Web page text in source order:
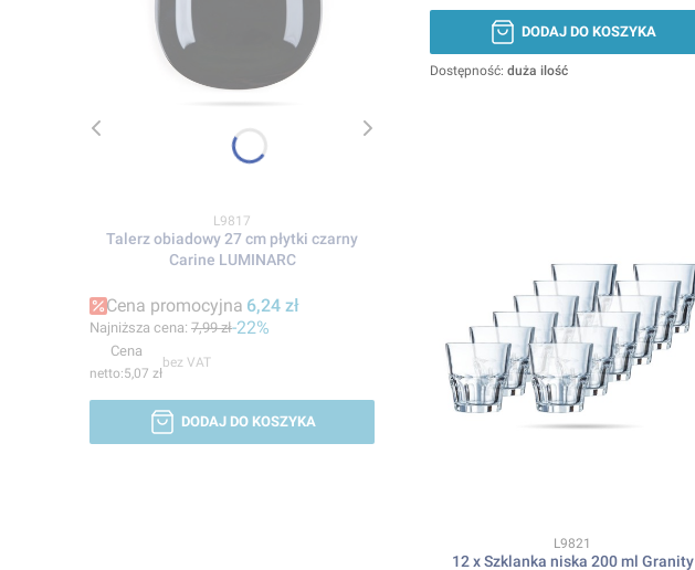
Kod produktu
L9817
Talerz obiadowy 27 cm płytki czarny
Carine LUMINARC
Cena promocyjna 6,24 zł
Najniższa cena: 7,99 zł-22%
Cena
5,07 zł
bez VAT
DODAJ DO KOSZYKA
DODAJ DO KOSZYKA
Dostępność: duża ilość
Kod produktu
L9821
12 x Szklanka niska 200 ml Granity